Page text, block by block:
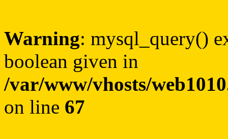
Warning: mysql_query()
boolean given in
/var/www/vhosts/
on line 67